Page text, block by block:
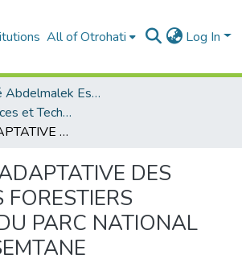
All of Otrohati Log In
Université Abdelmalek Essaâdi - Tétouan
CEDoc en Sciences et Techniques et Sciences Médicales (CED - STSM)
CAPACITE ADAPTATIVE DES CONIFERES FORESTIERS RELIQUES DU PARC NATIONAL DE TALASSEMTANE
DES
FORESTIERS
PARC NATIONAL